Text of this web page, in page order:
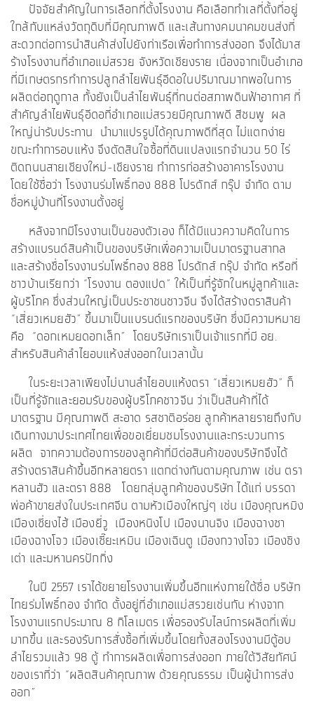
ปัจจัยสำคัญในการเลือกที่ตั้งโรงงาน คือเลือกทำเลที่ตั้งที่อยู่
ใกล้กับแหล่งวัตถุดิบที่มีคุณภาพดี และเส้นทางคมนาคมขนส่งที่
สะดวกต่อการนำสินค้าส่งไปยังท่าเรือเพื่อทำการส่งออก จึงได้มาส
ร้างโรงงานที่อำเภอแม่สรวย จังหวัดเชียงราย เนื่องจากเป็นอำเภอ
ที่มีเกษตรกรทำการปลูกลำไยพันธุ์อีดอในปริมาณมากพอในการ
ผลิตต่อฤดูกาล ทั้งยังเป็นลำไยพันธุ์ที่ทนต่อสภาพดินฟ้าอากาศ ที่
สำคัญลำไยพันธุ์อีดอที่อำเภอแม่สรวยมีคุณภาพดี สีชมพู ผล
ใหญ่น่ารับประทาน นำมาแปรรูปได้คุณภาพดีที่สุด ไม่แตกง่าย
ขณะทำการอบแห้ง จึงตัดสินใจซื้อที่ดินแปลงแรกจำนวน 50 ไร่
ติดถนนสายเชียงใหม่-เชียงราย ทำการก่อสร้างอาคารโรงงาน
โดยใช้ชื่อว่า โรงงานร่มโพธิ์ทอง 888 โปรดักส์ กรุ๊ป จำกัด ตาม
ชื่อหมู่บ้านที่โรงงานตั้งอยู่
หลังจากมีโรงงานเป็นของตัวเอง ก็ได้มีแนวความคิดในการ
สร้างแบรนด์สินค้าเป็นของบริษัทเพื่อความเป็นมาตรฐานสากล
และสร้างชื่อโรงงานร่มโพธิ์ทอง 888 โปรดักส์ กรุ๊ป จำกัด หรือที่
ชาวบ้านเรียกว่า “โรงงาน ตองแปด” ให้เป็นที่รู้จักในหมู่ลูกค้าและ
ผู้บริโภค ซึ่งส่วนใหญ่เป็นประชาชนชาวจีน จึงได้สร้างตราสินค้า
“เสี่ยวเหมยฮัว” ขึ้นมาเป็นแบรนด์แรกของบริษัท ซึ่งมีความหมาย
คือ “ดอกเหมยดอกเล็ก” โดยบริษัทเราเป็นเจ้าแรกที่มี อย.
สำหรับสินค้าลำไยอบแห้งส่งออกในเวลานั้น
ในระยะเวลาเพียงไม่นานลำไยอบแห้งตรา “เสี่ยวเหมยฮัว” ก็
เป็นที่รู้จักและยอมรับของผู้บริโภคชาวจีน ว่าเป็นสินค้าที่ได้
มาตรฐาน มีคุณภาพดี สะอาด รสชาติอร่อย ลูกค้าหลายรายถึงกับ
เดินทางมาประเทศไทยเพื่อขอเยี่ยมชมโรงงานและกระบวนการ
ผลิต จากความต้องการของลูกค้าที่มีต่อสินค้าของบริษัทจึงได้
สร้างตราสินค้าขึ้นอีกหลายตรา แตกต่างกันตามคุณภาพ เช่น ตรา
หลานฮัว และตรา 888 โดยกลุ่มลูกค้าของบริษัท ได้แก่ บรรดา
พ่อค้าขายส่งในประเทศจีน ตามหัวเมืองใหญ่ๆ เช่น เมืองคุณหมิง
เมืองเซี่ยงไฮ้ เมืองยี่วู เมืองหนิงโป เมืองนานจิง เมืองฉางซา
เมืองฉางโจว เมืองเซี๊ยะเหมิน เมืองเฉินตู เมืองกวางโจว เมืองชิง
เต่า และมหานครปักกิ่ง
ในปี 2557 เราได้ขยายโรงงานเพิ่มขึ้นอีกแห่งภายใต้ชื่อ บริษัท
ไทยร่มโพธิ์ทอง จำกัด ตั้งอยู่ที่อำเภอแม่สรวยเช่นกัน ห่างจาก
โรงงานแรกประมาณ 8 กิโลเมตร เพื่อรองรับไลน์การผลิตที่เพิ่ม
มากขึ้น และรองรับการสั่งซื้อที่เพิ่มขึ้นโดยทั้งสองโรงงานมีตู้อบ
ลำไยรวมแล้ว 98 ตู้ ทำการผลิตเพื่อการส่งออก ภายใต้วิสัยทัศน์
ของเราที่ว่า “ผลิตสินค้าคุณภาพ ด้วยคุณธรรม เป็นผู้นำการส่ง
ออก”